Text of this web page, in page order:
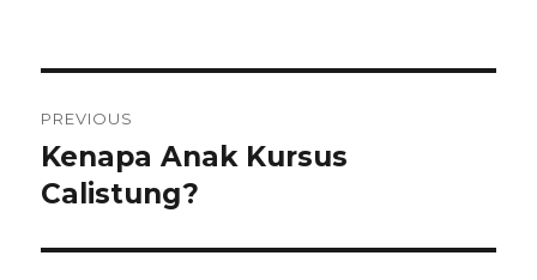
pos
PREVIOUS
Previous
post:
Kenapa Anak Kursus
Calistung?